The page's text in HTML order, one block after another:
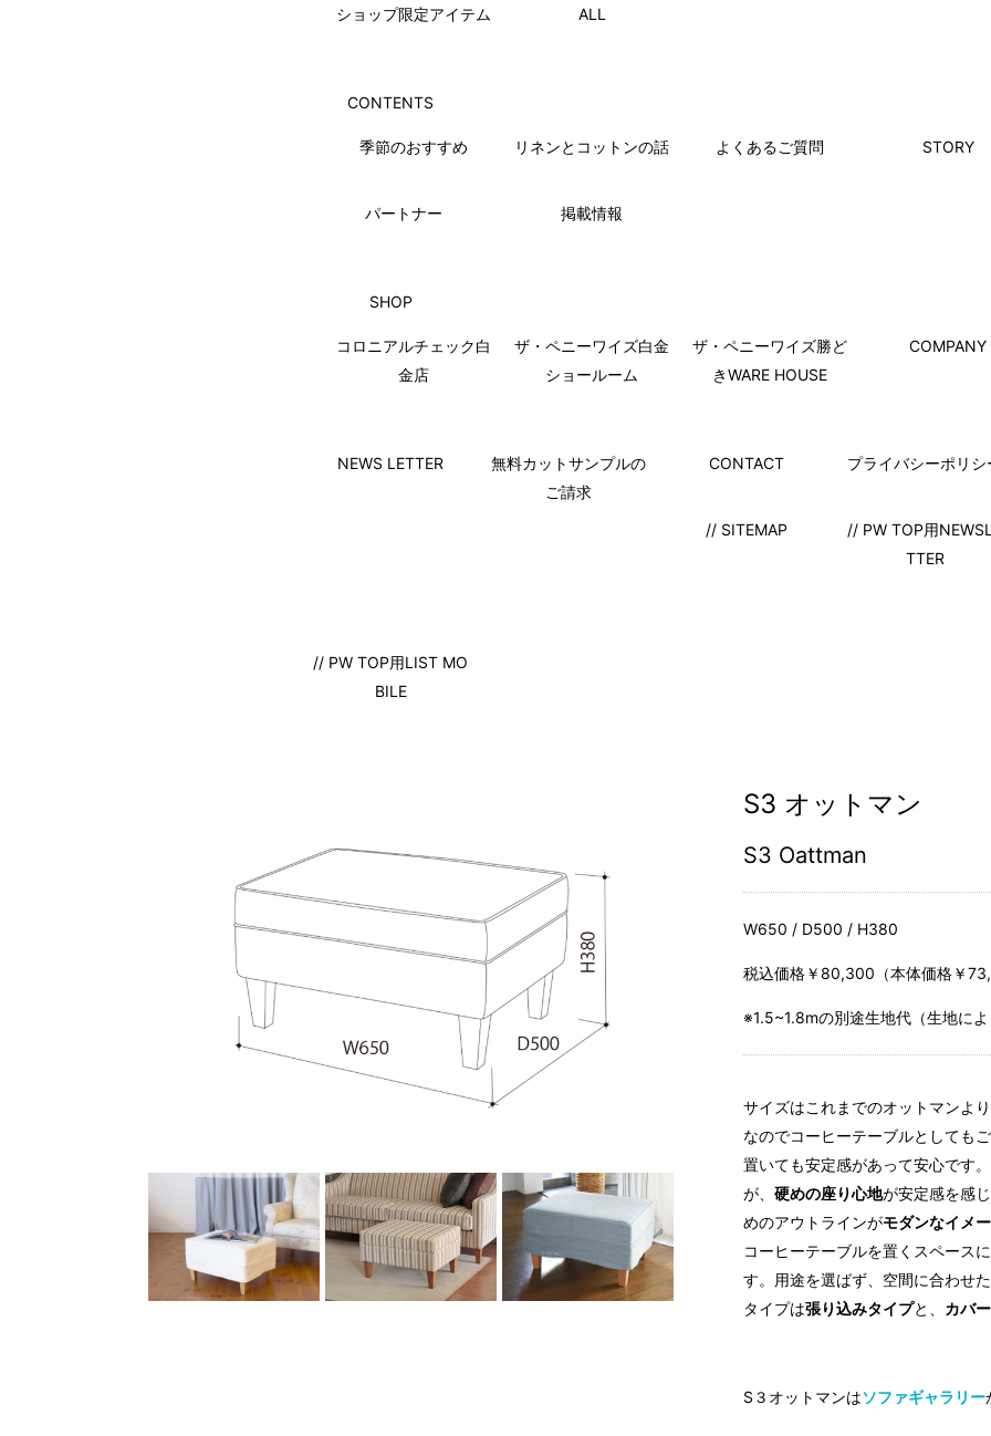
ショップ限定アイテム ALL
CONTENTS
季節のおすすめ リネンとコットンの話 よくあるご質問 STORY
パートナー 掲載情報
SHOP
コロニアルチェック白
金店
ザ・ペニーワイズ白金
ショールーム
ザ・ペニーワイズ勝ど
きWARE HOUSE
COMPANY
NEWS LETTER
無料カットサンプルの
ご請求
CONTACT プライバシーポリシ
// SITEMAP
// PW TOP用
TTER
// PW TOP用LIST MO
BILE
S3 オットマン
S3 Oattman
W650 / D500 / H380
税込価格￥80,300（本体価格￥
※1.5~1.8mの別途生地代（生地によ
サイズはこれまでのオットマンよ
なのでコーヒーテーブルとしても
置いても安定感があって安心です
が、 硬めの座り心地が安定感を感
めのアウトラインがモダンなイメ
コーヒーテーブルを置くスペース
す。用途を選ばず、空間に合わせ
タイプは張り込みタイプと、 カバ
S３オットマンはソファギャラリー